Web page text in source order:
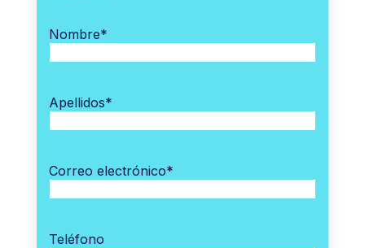
Nombre*
Apellidos*
Correo electrónico*
Teléfono